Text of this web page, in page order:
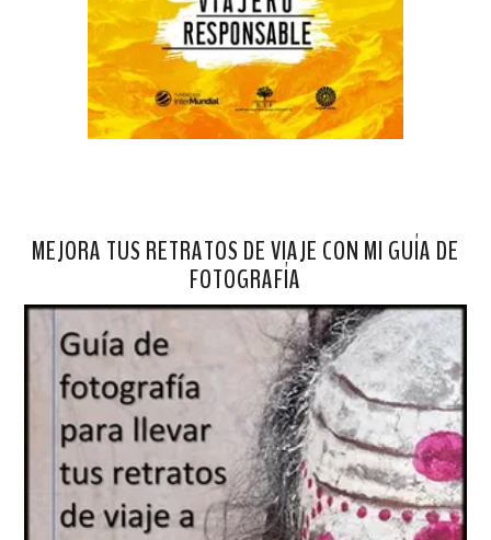
MEJORA TUS RETRATOS DE VIAJE CON MI GUÍA DE
FOTOGRAFÍA